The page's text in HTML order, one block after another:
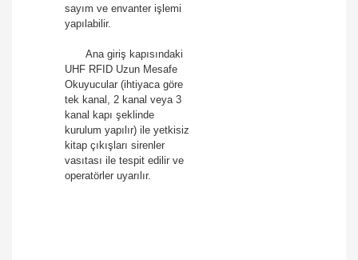
sayım ve envanter işlemi
yapılabilir.
Ana giriş kapısındaki
UHF RFID Uzun Mesafe
Okuyucular (ihtiyaca göre
tek kanal, 2 kanal veya 3
kanal kapı şeklinde
kurulum yapılır) ile yetkisiz
kitap çıkışları sirenler
vasıtası ile tespit edilir ve
operatörler uyarılır.